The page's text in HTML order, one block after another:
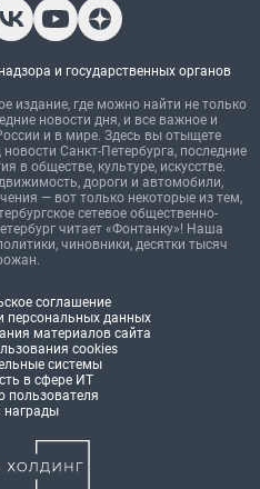
и государственных органов
издание, где можно найти не только
новости дня, и все важное и
и в мире. Здесь вы отыщете
Санкт-Петербурга, последние
в обществе, культуре, искусстве.
дороги и автомобили,
— вот только некоторые из тем,
сетевое общественно-
читает «Фонтанку»! Наша
чиновники, десятки тысяч
соглашение
персональных данных
материалов сайта
cookies
системы
в сфере ИТ
пользователя